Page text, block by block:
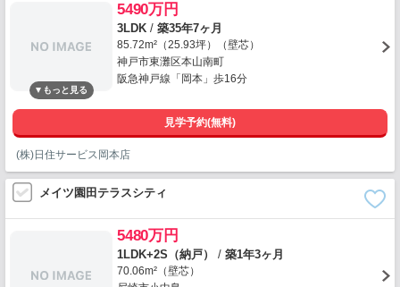
5490万円
3LDK / 築35年7ヶ月
85.72m²（25.93坪）（壁芯）
神戸市東灘区本山南町
阪急神戸線「岡本」歩16分
見学予約(無料)
(株)日住サービス岡本店
メイツ園田テラスシティ
5480万円
1LDK+2S（納戸） / 築1年3ヶ月
70.06m²（壁芯）